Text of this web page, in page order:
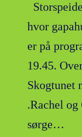
hvor
er på
19.45.
Skogtunet
.Rachel
sørge…